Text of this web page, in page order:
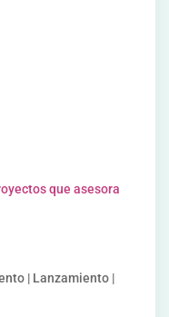
que asesora
| Lanzamiento |